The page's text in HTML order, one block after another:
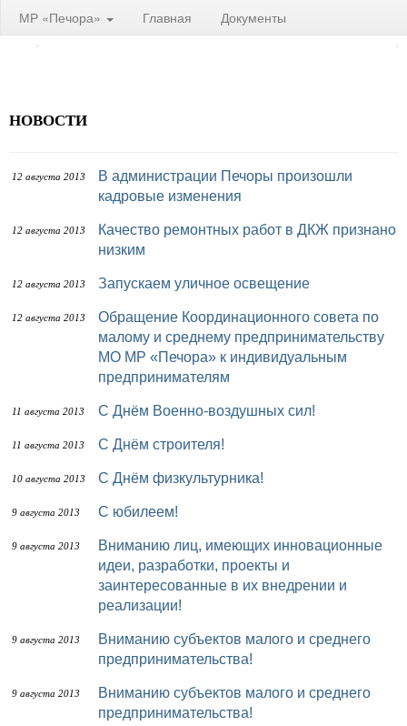
МР «Печора» Главная Документы
НОВОСТИ
12 августа 2013
В администрации Печоры произошли
кадровые изменения
12 августа 2013
Качество ремонтных работ в ДКЖ признано
низким
12 августа 2013 Запускаем уличное освещение
12 августа 2013
Обращение Координационного совета по
малому и среднему предпринимательству
МО МР «Печора» к индивидуальным
предпринимателям
11 августа 2013 С Днём Военно-воздушных сил!
11 августа 2013 С Днём строителя!
10 августа 2013 С Днём физкультурника!
9 августа 2013 С юбилеем!
9 августа 2013
Вниманию лиц, имеющих инновационные
идеи, разработки, проекты и
заинтересованные в их внедрении и
реализации!
9 августа 2013
Вниманию субъектов малого и среднего
предпринимательства!
9 августа 2013
Вниманию субъектов малого и среднего
предпринимательства!